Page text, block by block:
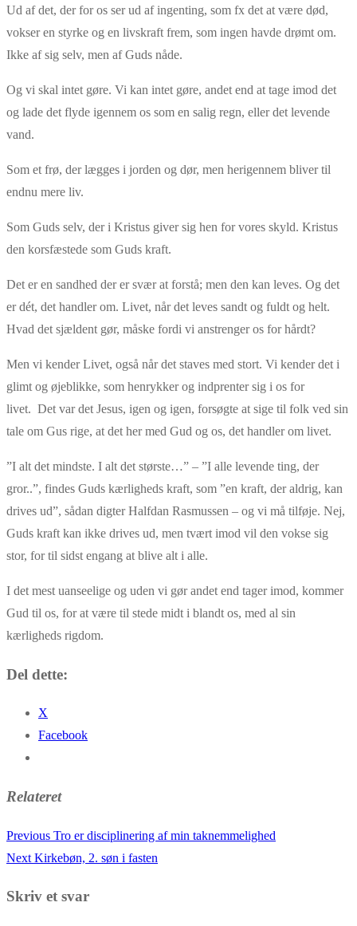
Ud af det, der for os ser ud af ingenting, som fx det at være død,
vokser en styrke og en livskraft frem, som ingen havde drømt om.
Ikke af sig selv, men af Guds nåde.
Og vi skal intet gøre. Vi kan intet gøre, andet end at tage imod det
og lade det flyde igennem os som en salig regn, eller det levende
vand.
Som et frø, der lægges i jorden og dør, men herigennem bliver til
endnu mere liv.
Som Guds selv, der i Kristus giver sig hen for vores skyld. Kristus
den korsfæstede som Guds kraft.
Det er en sandhed der er svær at forstå; men den kan leves. Og det
er dét, det handler om. Livet, når det leves sandt og fuldt og helt.
Hvad det sjældent gør, måske fordi vi anstrenger os for hårdt?
Men vi kender Livet, også når det staves med stort. Vi kender det i
glimt og øjeblikke, som henrykker og indprenter sig i os for
livet. Det var det Jesus, igen og igen, forsøgte at sige til folk ved sin
tale om Gus rige, at det her med Gud og os, det handler om livet.
”I alt det mindste. I alt det største…” – ”I alle levende ting, der
gror..”, findes Guds kærligheds kraft, som ”en kraft, der aldrig, kan
drives ud”, sådan digter Halfdan Rasmussen – og vi må tilføje. Nej,
Guds kraft kan ikke drives ud, men tvært imod vil den vokse sig
stor, for til sidst engang at blive alt i alle.
I det mest uanseelige og uden vi gør andet end tager imod, kommer
Gud til os, for at være til stede midt i blandt os, med al sin
kærligheds rigdom.
Del dette:
X
Facebook
Relateret
Indlægsnavigation
Previous Previous
post:
Tro er disciplinering af min taknemmelighed
Next Next
Kirkebøn, 2. søn i fasten
Skriv et svar